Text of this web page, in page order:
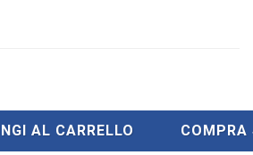
AL CARRELLO COMPRA